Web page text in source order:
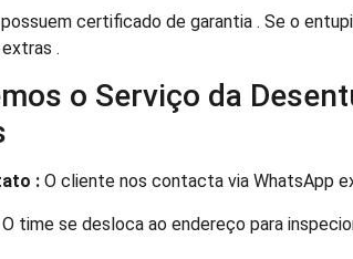
certificado de garantia . Se o
.
o Serviço da
: O cliente nos contacta via WhatsApp
O time se desloca ao endereço para